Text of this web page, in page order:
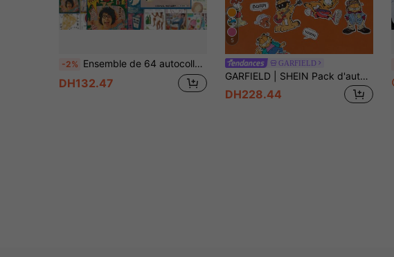
-2% Ensemble de 64 autocollants de style rétro Showa – Designs mystérieux d'inspiration japonaise pour le journalisme DIY, les bouteilles d'eau et la décoration
DH132.47
5
GARFIELD
GARFIELD | SHEIN Pack d'autocollants de dessin animé mignons, autocollants décoratifs, pack de décalcomanies convenant pour les coques de téléphone portable, l'art d'ordinateur portable, les artisanats DIY, les albums, les journaux à puces, la planification et les scrapbooks
DH228.44